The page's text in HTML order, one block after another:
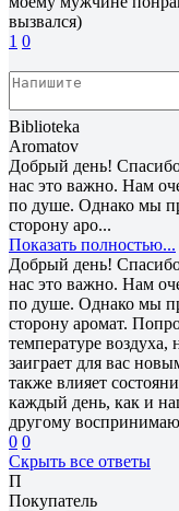
вызвался)
1 0
Biblioteka
Aromatov
Добрый день!
нас это важно. Нам
по душе. Однако мы
сторону аро...
Показать полностью...
Добрый день!
нас это важно. Нам
по душе. Однако мы
сторону аромат.
температуре
заиграет для вас
также влияет
каждый день, как и
другому
0 0
Скрыть все ответы
П
Покупатель